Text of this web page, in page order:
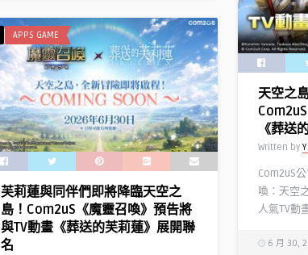
天空之
《葬送
Written by
Com2uS
喚：天空
人氣TV動
6 月 30,
APPS GAME
芙莉蓮與同伴們即將降臨天空之
島！Com2uS《魔靈召喚》預告將
與TV動畫《葬送的芙莉蓮》展開聯
名